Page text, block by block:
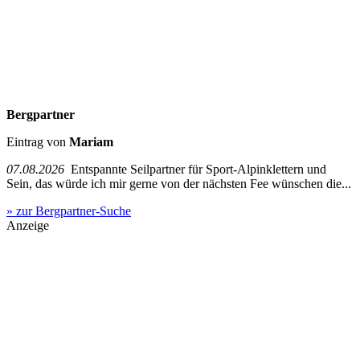
Bergpartner
Eintrag von Mariam
07.08.2026 Entspannte Seilpartner für Sport-Alpinklettern und
Sein, das würde ich mir gerne von der nächsten Fee wünschen die...
» zur Bergpartner-Suche
Anzeige